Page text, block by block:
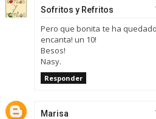
Sofritos y Refritos
Pero que bonita te ha
encanta! un 10!
Besos!
Nasy.
Responder
Marisa